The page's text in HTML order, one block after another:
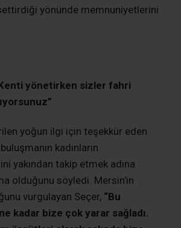
yönünde memnuniyetlerini
yönetirken sizler fahri
yoğun ilgi için teşekkür eden
kadınların
yakından takip etmek adına
olduğunu söyledi. Mersin’in
vurgulayan Seçer, “Bu
kadar bize çok yarar sağladı.